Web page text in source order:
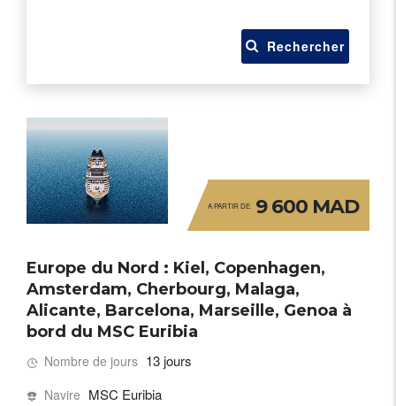
Rechercher
A PARTIR DE 9 600 MAD
Europe du Nord : Kiel, Copenhagen,
Amsterdam, Cherbourg, Malaga,
Alicante, Barcelona, Marseille, Genoa à
bord du MSC Euribia
Nombre de jours 13 jours
Navire MSC Euribia